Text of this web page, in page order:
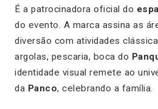
É a patrocinadora oficial do
do evento. A marca assina as
diversão com atividades
argolas, pescaria, boca do
identidade visual remete ao
da Panco, celebrando a família.